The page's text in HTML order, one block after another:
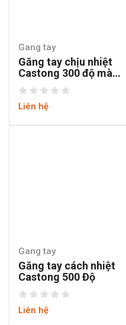
Gang tay
Găng tay chịu nhiệt
Castong 300 độ màu
trắng
Liên hệ
Gang tay
Găng tay cách nhiệt
Castong 500 Độ
Liên hệ